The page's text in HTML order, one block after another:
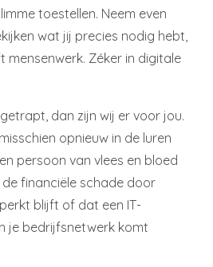
toestellen. Neem even
wat jij precies nodig hebt,
mensenwerk. Zéker in digitale
dan zijn wij er voor jou.
opnieuw in de luren
persoon van vlees en bloed
financiële schade door
blijft of dat een IT-
je bedrijfsnetwerk komt